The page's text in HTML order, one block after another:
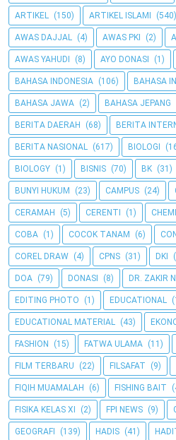
ARTIKEL (150) ARTIKEL ISLAMI (540)
AWAS DAJJAL (4) AWAS PKI (2)
AWAS YAHUDI (8) AYO DONASI (1)
BAHASA INDONESIA (106) BAHASA
BAHASA JAWA (2) BAHASA JEPANG
BERITA DAERAH (68) BERITA
BERITA NASIONAL (617) BIOLOGI
BIOLOGY (1) BISNIS (70) BK (31)
BUNYI HUKUM (23) CAMPUS (24)
CERAMAH (5) CERENTI (1)
COBA (1) COCOK TANAM (6)
COREL DRAW (4) CPNS (31) DKI
DOA (79) DONASI (8) DR. ZAKIR
EDITING PHOTO (1) EDUCATIONAL
EDUCATIONAL MATERIAL (43)
FASHION (15) FATWA ULAMA (11)
FILM TERBARU (22) FILSAFAT (9)
FIQIH MUAMALAH (6) FISHING BAIT
FISIKA KELAS XI (2) FPI NEWS (9)
GEOGRAFI (139) HADIS (41)